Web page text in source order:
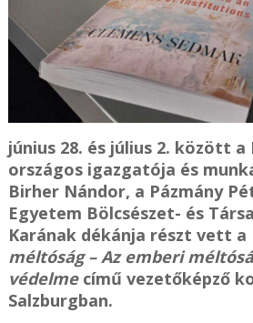
június 28. és július 2. között
országos igazgatója és
Birher Nándor, a Pázmány
Egyetem Bölcsészet- és
Karának dékánja részt vett a
méltóság – Az emberi
védelmecímű vezetőképző
Salzburgban.